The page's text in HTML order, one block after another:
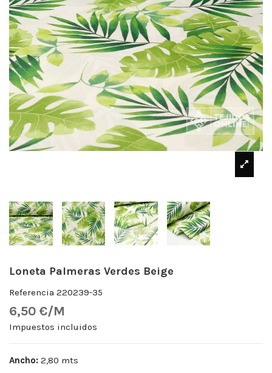
Loneta Palmeras Verdes Beige
Referencia 220239-35
6,50 €/M
Impuestos incluidos
Ancho: 2,80 mts